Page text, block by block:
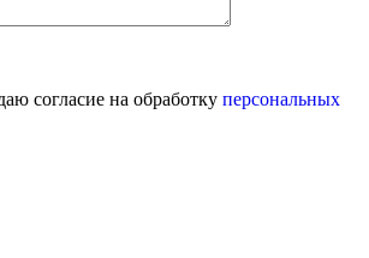
согласие на обработку персональных